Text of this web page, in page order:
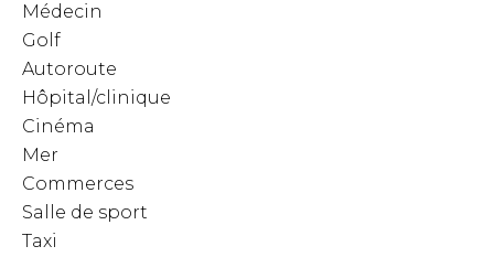
Médecin
Golf
Autoroute
Hôpital/clinique
Cinéma
Mer
Commerces
Salle de sport
Taxi